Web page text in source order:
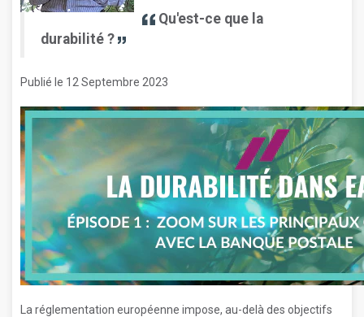
Qu'est-ce que la
durabilité ?
Publié le 12 Septembre 2023
La réglementation européenne impose, au-delà des objectifs